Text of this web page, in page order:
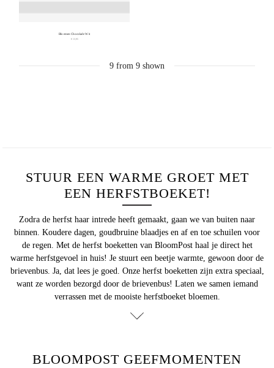
Bloemen Chocolade Wit
€ 13,95
9 from 9 shown
STUUR EEN WARME GROET MET
EEN HERFSTBOEKET!
Zodra de herfst haar intrede heeft gemaakt, gaan we van buiten naar
binnen. Koudere dagen, goudbruine blaadjes en af en toe schuilen voor
de regen. Met de herfst boeketten van BloomPost haal je direct het
warme herfstgevoel in huis! Je stuurt een beetje warmte, gewoon door de
brievenbus. Ja, dat lees je goed. Onze herfst boeketten zijn extra speciaal,
want ze worden bezorgd door de brievenbus! Laten we samen iemand
verrassen met de mooiste herfstboeket bloemen.
BLOOMPOST GEEFMOMENTEN